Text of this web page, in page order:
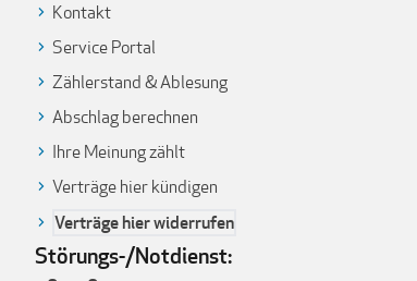
Kontakt
Service Portal
Zählerstand & Ablesung
Abschlag berechnen
Ihre Meinung zählt
Verträge hier kündigen
Verträge hier widerrufen
Störungs-/Notdienst: